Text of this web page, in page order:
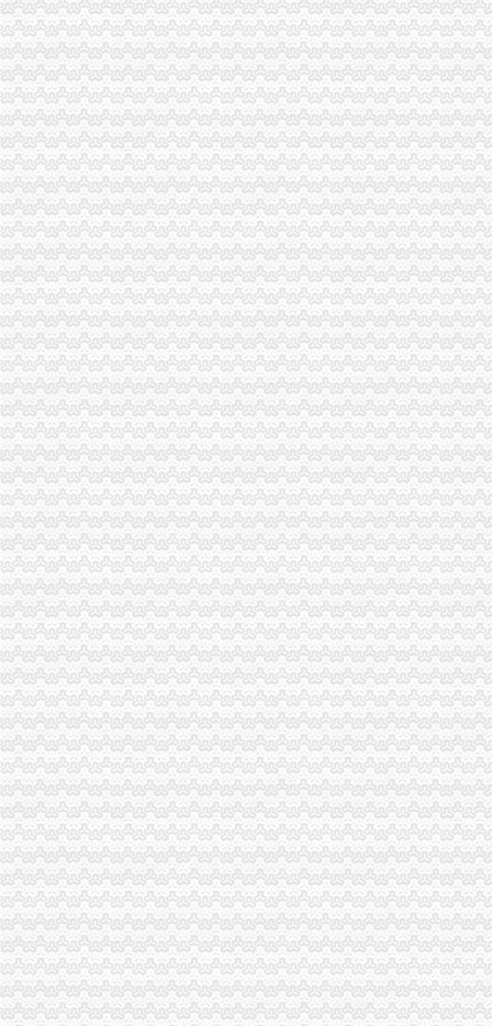
南宁高新区张“三证合一”营业执照诞生_网易财经
乌鲁木齐高新区开“绿通道”企业工商注册3小时办结-天山网
在高新区办营业执照快递免费送上门—在线播放—优酷网,高清在
济南高新区：办营业执照可选择_网易新闻
高新区办营业执照到哪办？【薛城吧】_百度贴吧
【石家庄市高新区办理营业执照流程】价格,厂家,图片,公司注册、
【想了解高新区办营业执照事宜,】-公司注册-苏州赶集网
高新区新办执照,无地址注册_成都工商代办公司_成都中庸道企业管
高新西区办营业执照的流程是什么？成都大业财务_成都大业财务管理
【石家庄市高新区办理营业执照条件】价格,厂家,图片,公司注册、
【苏州高新区办营业执照公司】价格_厂家_图片-Hc360慧聪网
高新区办营业执照去哪里？有知道的吗？【罗庄吧】_百度贴吧
成都高新区办理营业执照需要哪些资料？-中国商网
高新区注册公司/高新区工商注册/四川成都高新区办理工商营业执照-商
【成都高新区办理公司营业执照去哪家好】-青羊机投桥易登网
成都市高新区办营业执照收好多钱
高新区开公司在哪里办营业执照世纪城工商注册-成都酷易搜
高新区办理营业执照5天出证
潍坊高新区办个体营业执照要几天-搜问问
高新区管委会办理营业执照的咨询电话是多少_百度知道
今后在高新区开办企业可去银行办营业执照-新闻中心-中国宁波网
高新区办公司营业执照多少钱怎么收费的-久久信息网
成都高新区办理营业执照、公司注册、一般纳税人申请_中国贸易网
成都市高新区办执照代办公司注册
成都市高新区办执照多少钱怎么收费的_志趣网
洛高新区办理营业执照-咨询培训-深圳酷易搜
高新区实现足不出户办理营业执照全省家-青岛新闻网
【济南公司注册服务济南高新区注册公司济南高新区办理营业执照】
高新区办理工商执照_济南富翔源_济南免费注册公司_新浪博客
谁知道石家庄高新区办个体营业执照在哪里,_石家庄吧_百度贴吧
成都高新区办理个体营业执照好的是哪家-一般商务服务-久久信息网
石家庄市高新区*营业执照办理
成都高新自贸试验区带个就能办营业执照
成都高新区“一窗式”审批发出张执照开办企业快一天办完手续|
苏州高新区办理个体营业执照多少钱,吴中区?公司注册多少钱？-爱
成都高新自贸试验区带个就能办营业执照_新闻资讯_新闻页_
【成都高新区专业办理营业执照个体公司注册】-高新区芳草街易登网
【营改增后,石家庄高新开发区办理营业执照找哲欣财务2016年】价
落实招商项目只争朝夕海口高新区当天为签约企业办执照_投资环境_
代办重庆高新区工商营业执照公司注册_重庆工商注册_重庆列表网
苏州市高新区办理营业执照需要哪些材料需要多长时间-苏州楚柯
高新区工商执照代办九龙坡区工商执照代办找重庆航桥财务-直辖市重
高新区代办执照注册公司,高新工商变更-爱喇叭网
请教大家,东湖高新办理营业执照的问题-生活杂谈-得意生活-武汉生